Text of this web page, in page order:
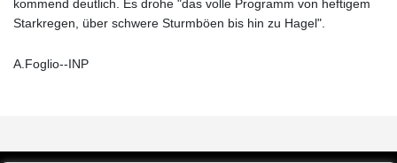
kommend deutlich. Es drohe "das volle Programm von heftigem
Starkregen, über schwere Sturmböen bis hin zu Hagel".
A.Foglio--INP